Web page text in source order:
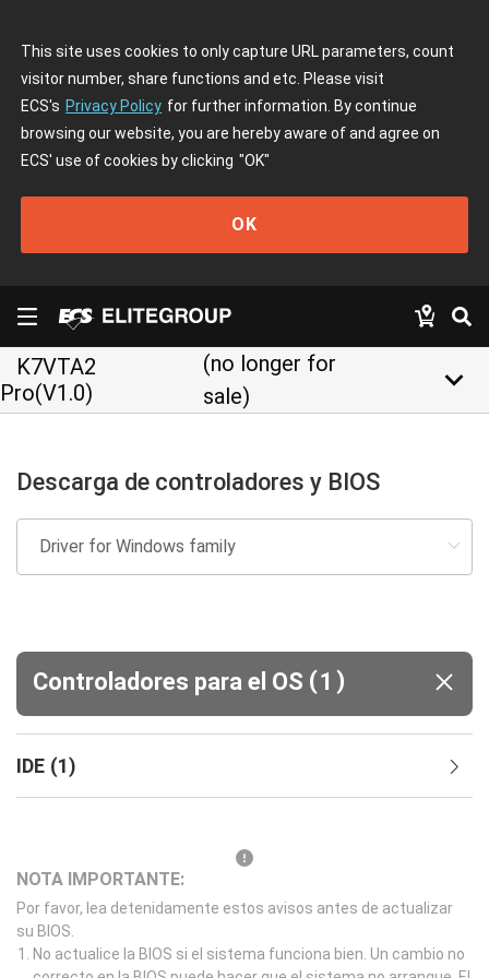
This site uses cookies to only capture URL parameters, count
visitor number, share functions and etc. Please visit
ECS's Privacy Policy for further information. By continue
browsing our website, you are hereby aware of and agree on
ECS' use of cookies by clicking "OK"
OK
K7VTA2
Pro(V1.0)
(no longer for
sale)
keyboard_arrow_down
Descarga de controladores y BIOS
Controladores para el OS (1 )
IDE (1)
NOTA IMPORTANTE:
Por favor, lea detenidamente estos avisos antes de actualizar
su BIOS.
No actualice la BIOS si el sistema funciona bien. Un cambio no